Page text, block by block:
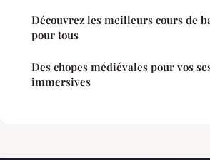
Découvrez les meilleurs cours de
pour tous
Des chopes médiévales pour vos
immersives